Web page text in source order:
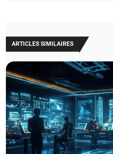
ARTICLES SIMILAIRES